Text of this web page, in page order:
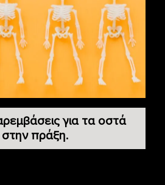
για τα οστά
πράξη.